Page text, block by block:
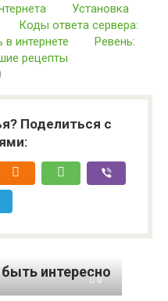
Установка
Коды ответа сервера:
интернете
Ревень:
рецепты
Поделиться с
интересно
0